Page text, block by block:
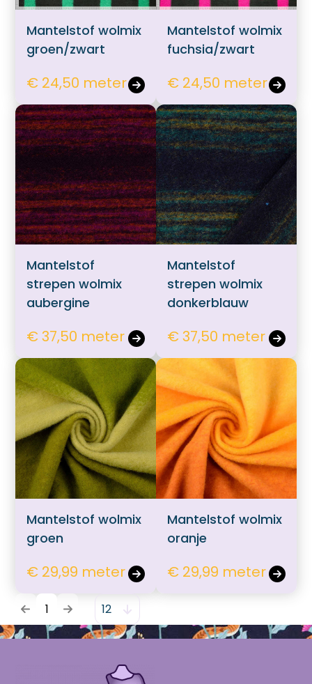
Mantelstof wolmix
groen/zwart
€ 24,50 meter
Mantelstof wolmix
fuchsia/zwart
€ 24,50 meter
Mantelstof
strepen wolmix
aubergine
€ 37,50 meter
Mantelstof
strepen wolmix
donkerblauw
€ 37,50 meter
Mantelstof wolmix
groen
€ 29,99 meter
Mantelstof wolmix
oranje
€ 29,99 meter
1